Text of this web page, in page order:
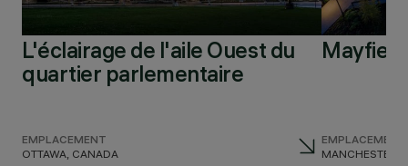
L'éclairage de l'aile Ouest du
quartier parlementaire
EMPLACEMENT
OTTAWA, CANADA
EMPLACEMENT
MANCHESTER,